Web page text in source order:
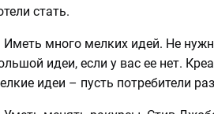
стать.
Иметь много мелких идей. Не
идеи, если у вас ее нет.
идеи – пусть потребители